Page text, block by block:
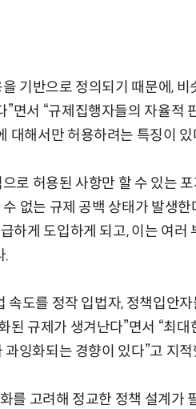
기반으로 정의되기 때문에,
면서 “규제집행자들의 자율적
대해서만 허용하려는 특징이 있
로 허용된 사항만 할 수 있는
없는 규제 공백 상태가 발생한
하게 도입하게 되고, 이는 여러
.
속도를 정작 입법자, 정책입안
된 규제가 생겨난다”면서 “최
잉화되는 경향이 있다”고 지적
를 고려해 정교한 정책 설계가